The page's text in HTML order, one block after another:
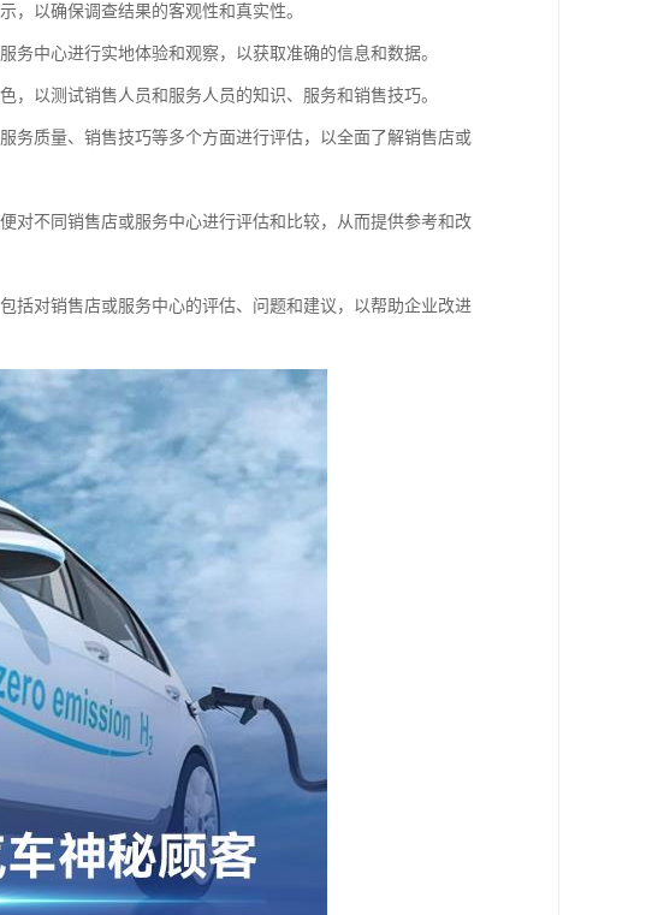
，以确保调查结果的客观性和真实性。
中心进行实地体验和观察，以获取准确的信息和数据。
以测试销售人员和服务人员的知识、服务和销售技巧。
务质量、销售技巧等多个方面进行评估，以全面了解销售店或
对不同销售店或服务中心进行评估和比较，从而提供参考和改
括对销售店或服务中心的评估、问题和建议，以帮助企业改进